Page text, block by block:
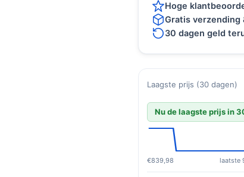
Hoge
Gratis verzending
30 dagen geld
Laagste prijs (30 dagen)
Nu de laagste prijs in
€839,98 laatste